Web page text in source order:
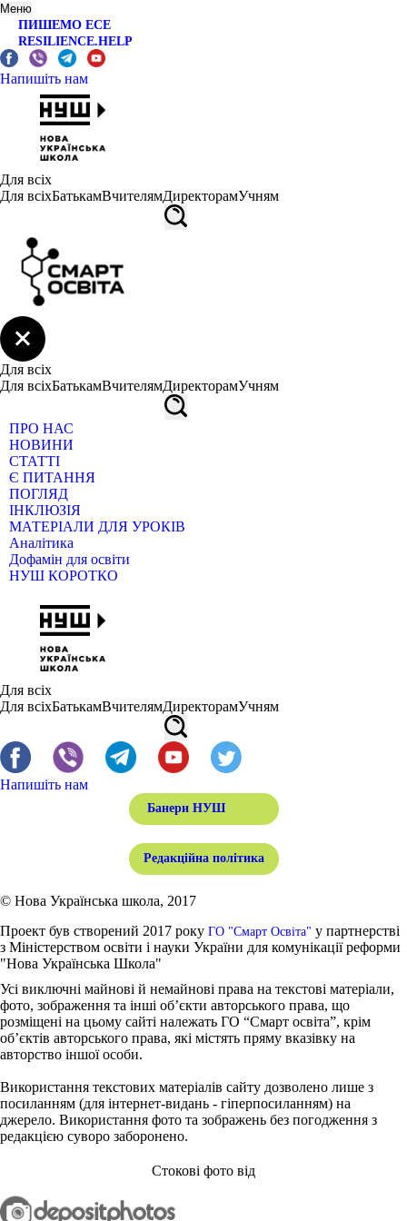
Меню
ПИШЕМО ЕСЕ
RESILIENCE.HELP
Напишіть нам
Для всіх
Для всіхБатькамВчителямДиректорамУчням
Для всіх
Для всіхБатькамВчителямДиректорамУчням
ПРО НАС
НОВИНИ
СТАТТІ
Є ПИТАННЯ
ПОГЛЯД
ІНКЛЮЗІЯ
МАТЕРІАЛИ ДЛЯ УРОКІВ
Аналітика
Дофамін для освіти
НУШ КОРОТКО
Для всіх
Для всіхБатькамВчителямДиректорамУчням
Напишіть нам
Банери НУШ
Редакційна політика
© Нова Українська школа, 2017
Проект був створений 2017 року ГО "Смарт Освіта" у партнерстві
з Міністерством освіти і науки України для комунікації реформи
"Нова Українська Школа"
Усі виключні майнові й немайнові права на текстові матеріали,
фото, зображення та інші об’єкти авторського права, що
розміщені на цьому сайті належать ГО “Смарт освіта”, крім
об’єктів авторського права, які містять пряму вказівку на
авторство іншої особи.
Використання текстових матеріалів сайту дозволено лише з
посиланням (для інтернет-видань - гіперпосиланням) на
джерело. Використання фото та зображень без погодження з
редакцією суворо заборонено.
Стокові фото від